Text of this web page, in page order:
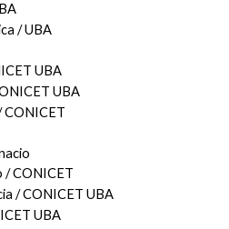
/ UBA
UBA
UBA
CONICET
/ CONICET
/ CONICET UBA
UBA